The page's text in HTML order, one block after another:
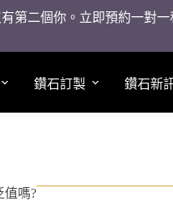
第二個你。立即預約一對一
鑽石訂製 鑽石新
值嗎?